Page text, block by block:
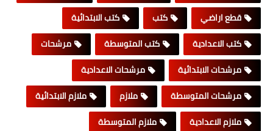
قطع اراضي
كتب
كتب الابتدائية
كتب الاعدادية
كتب المتوسطة
مرشحات
مرشحات الابتدائية
مرشحات الاعدادية
مرشحات المتوسطة
ملازم
ملازم الابتدائية
ملازم الاعدادية
ملازم المتوسطة